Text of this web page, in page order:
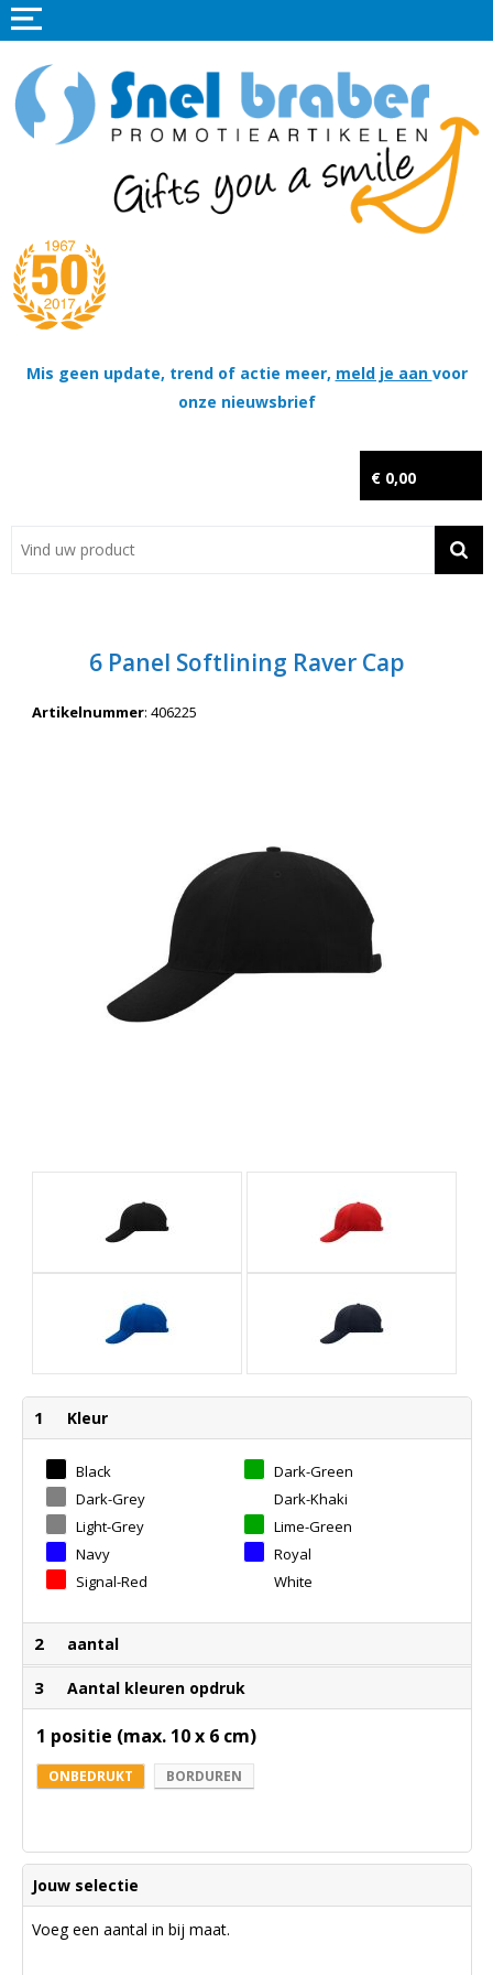
Mis geen update, trend of actie meer, meld je aan voor
onze nieuwsbrief
€ 0,00
Home
Promotieartikelen
Tassen
Thema's
Contact
Wil je snel een advies? Bel nu 053-7920045 of 06-55731304
6 Panel Softlining Raver Cap
Artikelnummer: 406225
1 Kleur
Black
Dark-Green
Dark-Grey
Dark-Khaki
Light-Grey
Lime-Green
Navy
Royal
Signal-Red
White
2 aantal
3 Aantal kleuren opdruk
1 positie (max. 10 x 6 cm)
ONBEDRUKT BORDUREN
Jouw selectie
Voeg een aantal in bij maat.